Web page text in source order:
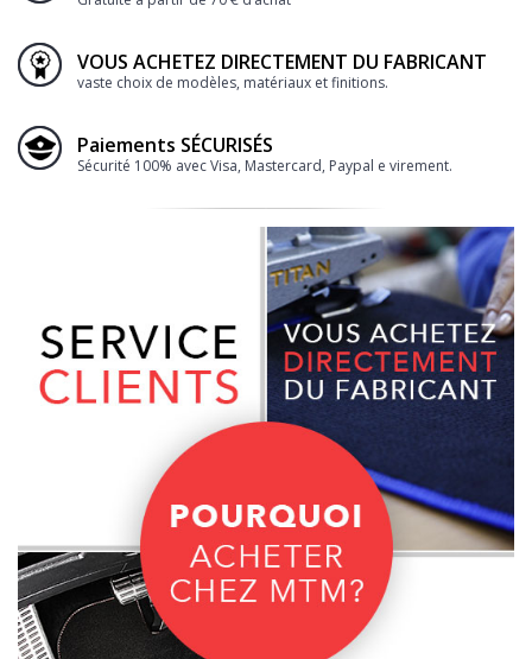
VOUS ACHETEZ DIRECTEMENT DU FABRICANT
vaste choix de modèles, matériaux et finitions.
Paiements SÉCURISÉS
Sécurité 100% avec Visa, Mastercard, Paypal e virement.